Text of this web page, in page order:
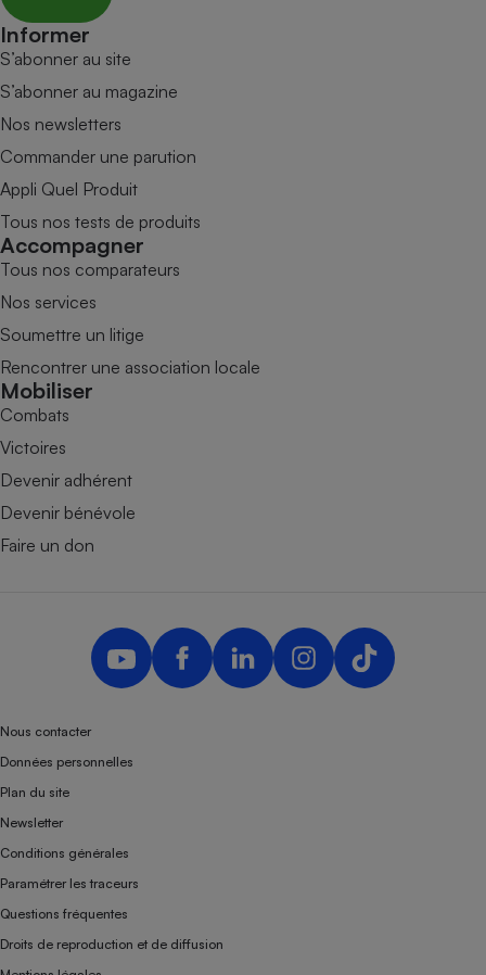
Informer
S’abonner au site
S’abonner au magazine
Nos newsletters
Commander une parution
Appli Quel Produit
Tous nos tests de produits
Accompagner
Tous nos comparateurs
Nos services
Soumettre un litige
Rencontrer une association locale
Mobiliser
Combats
Victoires
Devenir adhérent
Devenir bénévole
Faire un don
Nous contacter
Données personnelles
Plan du site
Newsletter
Conditions générales
Paramétrer les traceurs
Questions fréquentes
Droits de reproduction et de diffusion